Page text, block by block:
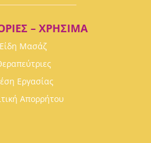
– ΧΡΉΣΙΜΑ
Είδη Μασάζ
Εργασίας
Απορρήτου